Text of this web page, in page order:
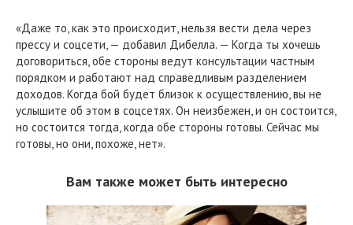
«Даже то, как это происходит, нельзя вести дела через
прессу и соцсети, — добавил Дибелла. — Когда ты хочешь
договориться, обе стороны ведут консультации частным
порядком и работают над справедливым разделением
доходов. Когда бой будет близок к осуществлению, вы не
услышите об этом в соцсетях. Он неизбежен, и он состоится,
но состоится тогда, когда обе стороны готовы. Сейчас мы
готовы, но они, похоже, нет».
Вам также может быть интересно